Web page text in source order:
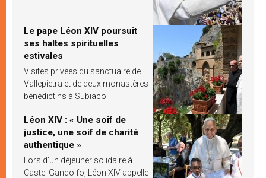
Le pape Léon XIV poursuit
ses haltes spirituelles
estivales
Visites privées du sanctuaire de
Vallepietra et de deux monastères
bénédictins à Subiaco
Léon XIV : « Une soif de
justice, une soif de charité
authentique »
Lors d’un déjeuner solidaire à
Castel Gandolfo, Léon XIV appelle